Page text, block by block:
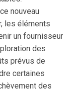
nouveau
les éléments
un fournisseur
des
prévus de
certaines
des